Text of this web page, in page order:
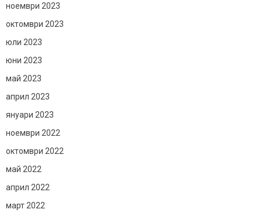
ноември 2023
октомври 2023
юли 2023
юни 2023
май 2023
април 2023
януари 2023
ноември 2022
октомври 2022
май 2022
април 2022
март 2022